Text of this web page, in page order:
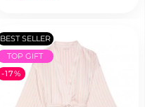
BEST SELLER
TOP GIFT
-17%